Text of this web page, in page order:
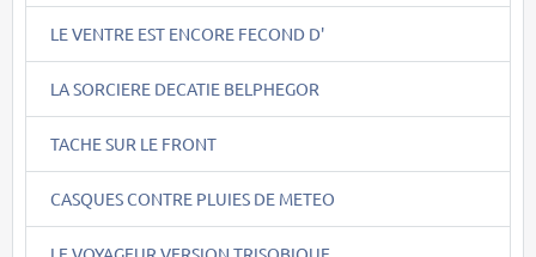
LE VENTRE EST ENCORE FECOND D'
LA SORCIERE DECATIE BELPHEGOR
TACHE SUR LE FRONT
CASQUES CONTRE PLUIES DE METEO